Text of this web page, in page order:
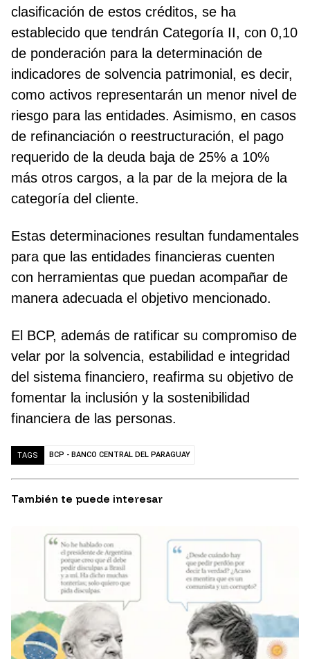
clasificación de estos créditos, se ha
establecido que tendrán Categoría II, con 0,10
de ponderación para la determinación de
indicadores de solvencia patrimonial, es decir,
como activos representarán un menor nivel de
riesgo para las entidades. Asimismo, en casos
de refinanciación o reestructuración, el pago
requerido de la deuda baja de 25% a 10%
más otros cargos, a la par de la mejora de la
categoría del cliente.
Estas determinaciones resultan fundamentales
para que las entidades financieras cuenten
con herramientas que puedan acompañar de
manera adecuada el objetivo mencionado.
El BCP, además de ratificar su compromiso de
velar por la solvencia, estabilidad e integridad
del sistema financiero, reafirma su objetivo de
fomentar la inclusión y la sostenibilidad
financiera de las personas.
TAGS BCP - BANCO CENTRAL DEL PARAGUAY
También te puede interesar